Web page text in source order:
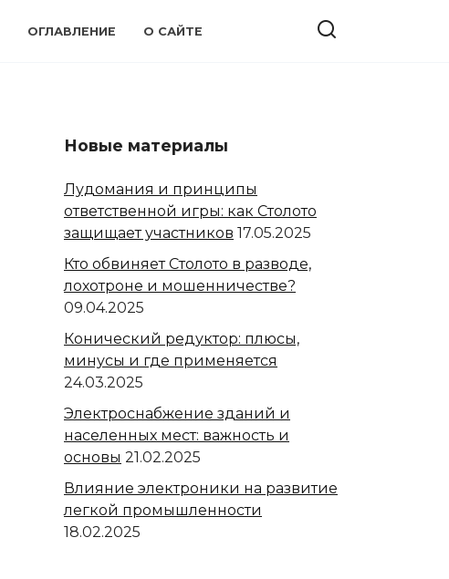
ОГЛАВЛЕНИЕ О САЙТЕ
Новые материалы
Лудомания и принципы
ответственной игры: как Столото
защищает участников 17.05.2025
Кто обвиняет Столото в разводе,
лохотроне и мошенничестве?
09.04.2025
Конический редуктор: плюсы,
минусы и где применяется
24.03.2025
Электроснабжение зданий и
населенных мест: важность и
основы 21.02.2025
Влияние электроники на развитие
легкой промышленности
18.02.2025